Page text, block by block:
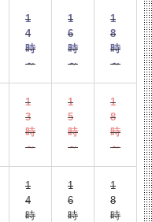
1
4
時
～
1
6
時
～
1
8
時
～
1
3
時
～
1
5
時
～
1
8
時
～
1
4
時
1
6
時
1
8
時